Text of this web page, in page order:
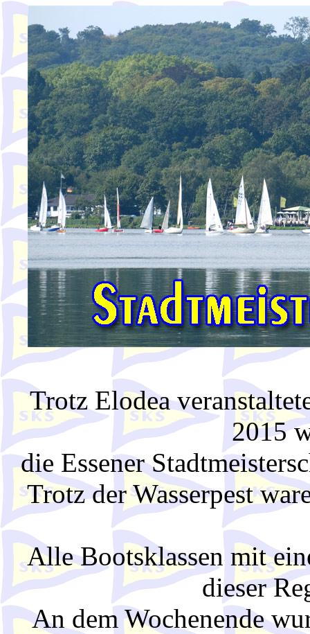
Trotz Elodea
2015
die Essener
Trotz der Wasserpest
Alle Bootsklassen mit
dieser
An dem Wochenende